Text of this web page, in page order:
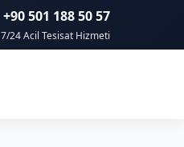
+90 501 188 50 57
7/24 Acil Tesisat Hizmeti